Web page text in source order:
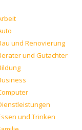
und Renovierung
und Gutachter
und Trinken